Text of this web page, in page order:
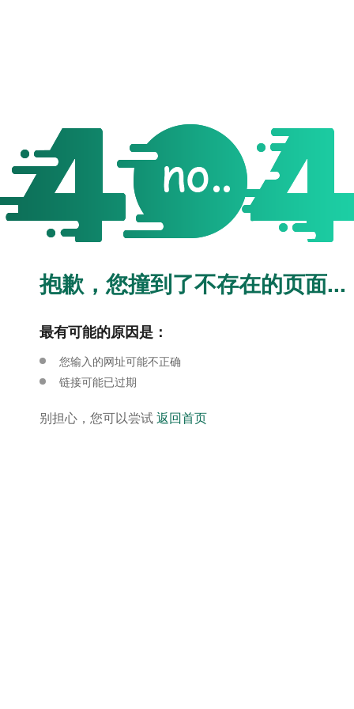
抱歉，您撞到了不存在的页面...
最有可能的原因是：
您输入的网址可能不正确
链接可能已过期
别担心，您可以尝试返回首页